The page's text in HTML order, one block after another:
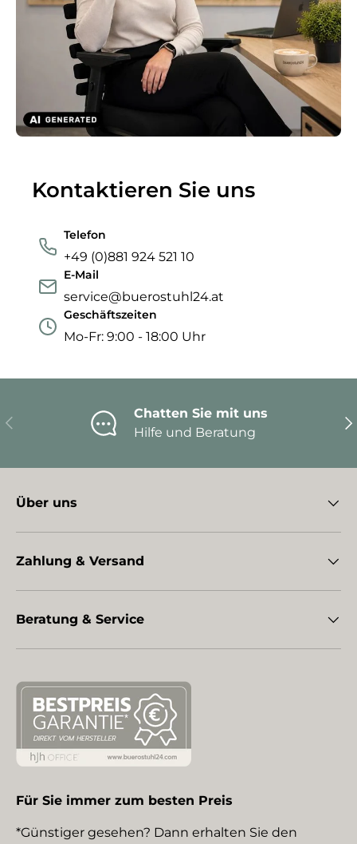
Kontaktieren Sie uns
Telefon
+49 (0)881 924 521 10
E-Mail
service@buerostuhl24.at
Geschäftszeiten
Mo-Fr: 9:00 - 18:00 Uhr
Vorherige
Chatten Sie mit uns
Hilfe und Beratung
Über uns
Zahlung & Versand
Beratung & Service
Für Sie immer zum besten Preis
*Günstiger gesehen? Dann erhalten Sie den